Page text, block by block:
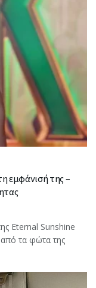
εμφάνισή της –
Eternal Sunshine
τα φώτα της